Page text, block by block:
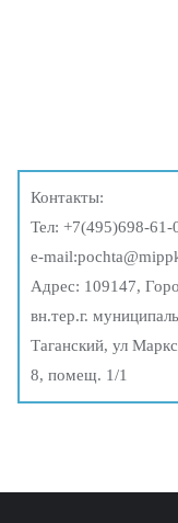
Контакты:
Тел: +7(495)698-61-
e-mail:
Адрес: 109147,
вн.тер.г.
Таганский, ул
8, помещ. 1/1